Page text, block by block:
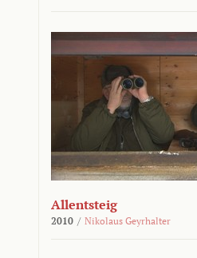
Allentsteig
2010 / Nikolaus Geyrhalter